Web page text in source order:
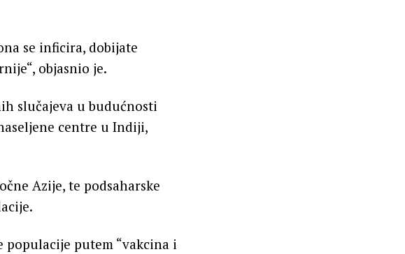
se inficira, dobijate
objasnio je.
slučajeva u budućnosti
centre u Indiji,
Azije, te podsaharske
populacije putem “vakcina i